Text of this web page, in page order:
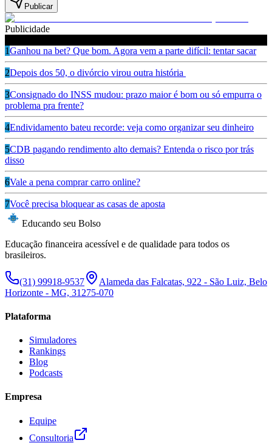
Publicar
Publicidade
1Ganhou na bet? Que bom. Agora vem a parte difícil: tentar sacar
2Depois dos 50, o divórcio virou outra história
3Consignado do INSS mudou: prazo maior é bom ou só empurra o
problema pra frente?
4Endividamento bateu recorde: veja como organizar seu dinheiro
5CDB pagando rendimento alto demais? Entenda o risco por trás
disso
6Vale a pena comprar carro online?
7Você precisa bloquear as casas de aposta
Educando seu Bolso
Educação financeira acessível e de qualidade para todos os
brasileiros.
(31) 99918-9537
Alameda das Falcatas, 922 - São Luiz, Belo
Horizonte - MG, 31275-070
Plataforma
Simuladores
Rankings
Blog
Podcasts
Empresa
Equipe
Consultoria